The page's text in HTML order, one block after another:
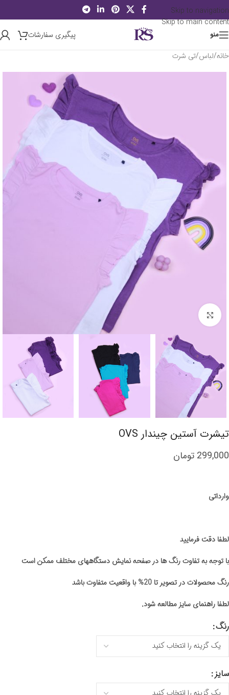
Skip to navigation
Skip to main content
منو
پیگیری سفارشات
خانه/لباس/تی شرت
برای بزرگنمایی کلیک کنید
تیشرت آستین چیندار OVS
299,000 تومان
وارداتی
لطفا دقت فرمایید
با توجه به تفاوت رنگ ها در صفحه نمایش دستگاههای مختلف ممکن است
رنگ محصولات در تصویر تا 20% با واقعیت متفاوت باشد
لطفا راهنمای سایز مطالعه شود.
رنگ
سایز